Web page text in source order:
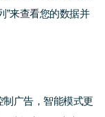
”来查看您的数据并
广告，智能模式更